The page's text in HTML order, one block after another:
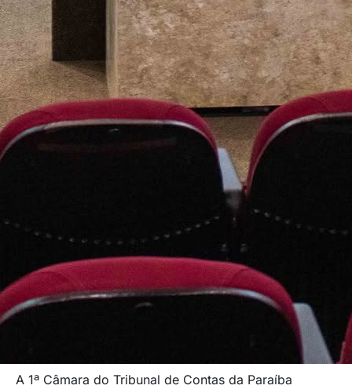
A 1ª Câmara do Tribunal de Contas da Paraíba